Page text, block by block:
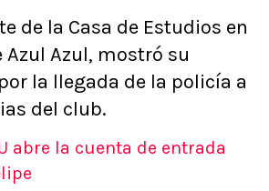
de la Casa de Estudios en
Azul, mostró su
la llegada de la policía a
del club.
abre la cuenta de entrada